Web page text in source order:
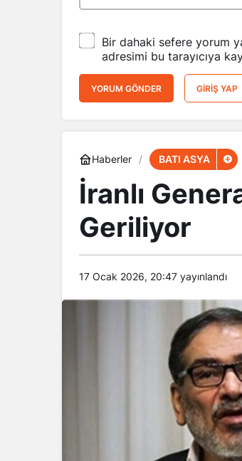
Bir dahaki sefere yorum
adresimi bu tarayıcıya
YORUM GÖNDER GIRIŞ YAP
Haberler BATI ASYA
İranlı
Geriliyor
17 Ocak 2026, 20:47 yayınlandı